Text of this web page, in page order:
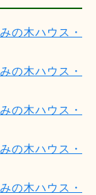
みの木ハウス・
みの木ハウス・
みの木ハウス・
みの木ハウス・
みの木ハウス・